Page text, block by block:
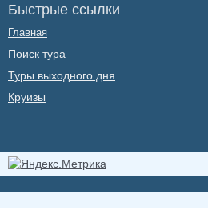
Быстрые ссылки
Главная
Поиск тура
Туры выходного дня
Круизы